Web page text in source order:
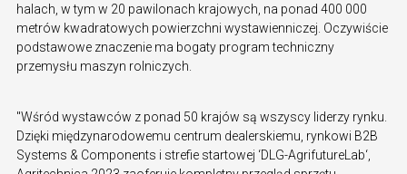
halach, w tym w 20 pawilonach krajowych, na ponad 400 000
metrów kwadratowych powierzchni wystawienniczej. Oczywiście
podstawowe znaczenie ma bogaty program techniczny
przemysłu maszyn rolniczych.
"Wśród wystawców z ponad 50 krajów są wszyscy liderzy rynku.
Dzięki międzynarodowemu centrum dealerskiemu, rynkowi B2B
Systems & Components i strefie startowej ‘DLG-AgrifutureLab‘,